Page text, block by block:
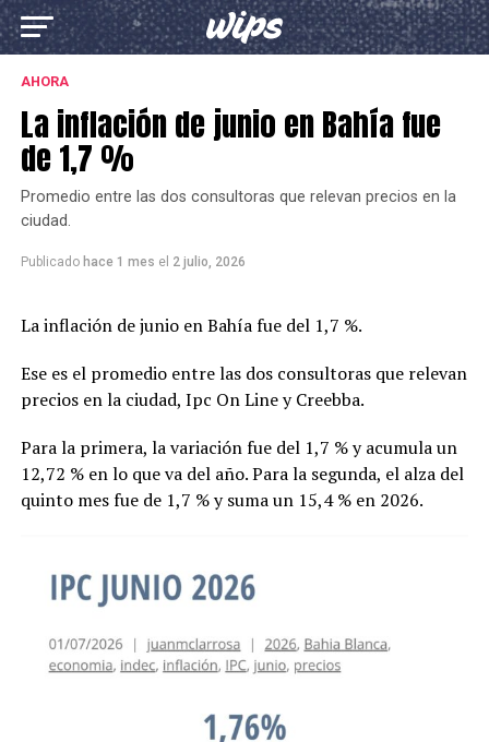
AHORA
La inflación de junio en Bahía fue
de 1,7 %
Promedio entre las dos consultoras que relevan precios en la
ciudad.
Publicado hace 1 mes el 2 julio, 2026
La inflación de junio en Bahía fue del 1,7 %.
Ese es el promedio entre las dos consultoras que relevan
precios en la ciudad, Ipc On Line y Creebba.
Para la primera, la variación fue del 1,7 % y acumula un
12,72 % en lo que va del año. Para la segunda, el alza del
quinto mes fue de 1,7 % y suma un 15,4 % en 2026.